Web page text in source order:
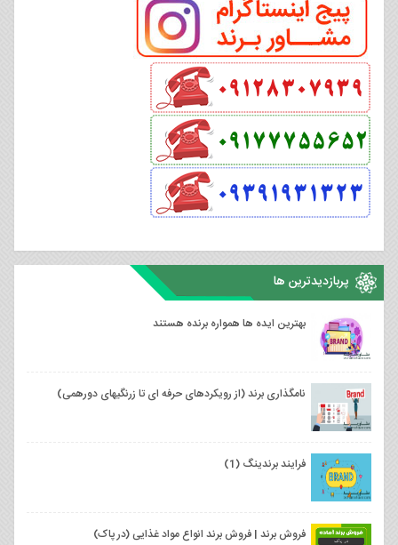
پربازدیدترین ها
بهترین ایده ها همواره برنده هستند
نامگذاری برند (از رویکردهای حرفه ای تا زرنگی‫های دورهمی‬‬‬‬)
فرایند برندینگ (1)
فروش برند | فروش برند انواع مواد غذایی (در پاک)